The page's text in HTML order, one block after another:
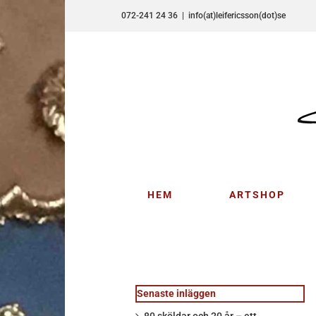
innehållet
072-241 24 36 info(at)leifericsson(dot)se
HEM ARTSHOP
Senaste inläggen